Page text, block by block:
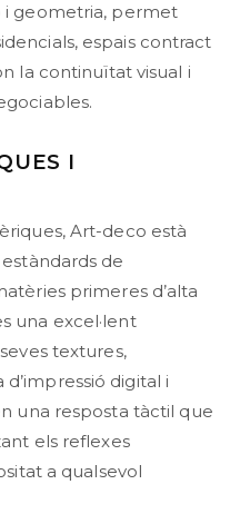
i geometria, permet
espais contract
la continuïtat visual i
I
Art-deco està
de
primeres d’alta
una excel·lent
textures,
digital i
una resposta tàctil que
els reflexes
a qualsevol